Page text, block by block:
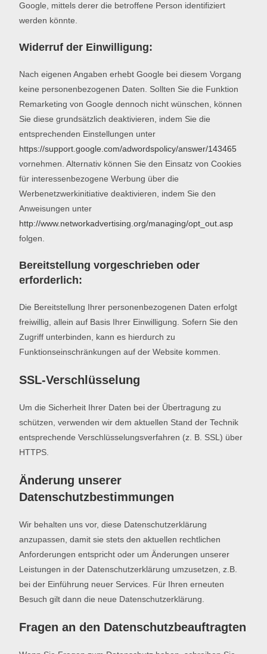
Google, mittels derer die betroffene Person identifiziert
werden könnte.
Widerruf der Einwilligung:
Nach eigenen Angaben erhebt Google bei diesem Vorgang
keine personenbezogenen Daten. Sollten Sie die Funktion
Remarketing von Google dennoch nicht wünschen, können
Sie diese grundsätzlich deaktivieren, indem Sie die
entsprechenden Einstellungen unter
https://support.google.com/adwordspolicy/answer/143465
vornehmen. Alternativ können Sie den Einsatz von Cookies
für interessenbezogene Werbung über die
Werbenetzwerkinitiative deaktivieren, indem Sie den
Anweisungen unter
http://www.networkadvertising.org/managing/opt_out.asp
folgen.
Bereitstellung vorgeschrieben oder
erforderlich:
Die Bereitstellung Ihrer personenbezogenen Daten erfolgt
freiwillig, allein auf Basis Ihrer Einwilligung. Sofern Sie den
Zugriff unterbinden, kann es hierdurch zu
Funktionseinschränkungen auf der Website kommen.
SSL-Verschlüsselung
Um die Sicherheit Ihrer Daten bei der Übertragung zu
schützen, verwenden wir dem aktuellen Stand der Technik
entsprechende Verschlüsselungsverfahren (z. B. SSL) über
HTTPS.
Änderung unserer
Datenschutzbestimmungen
Wir behalten uns vor, diese Datenschutzerklärung
anzupassen, damit sie stets den aktuellen rechtlichen
Anforderungen entspricht oder um Änderungen unserer
Leistungen in der Datenschutzerklärung umzusetzen, z.B.
bei der Einführung neuer Services. Für Ihren erneuten
Besuch gilt dann die neue Datenschutzerklärung.
Fragen an den Datenschutzbeauftragten